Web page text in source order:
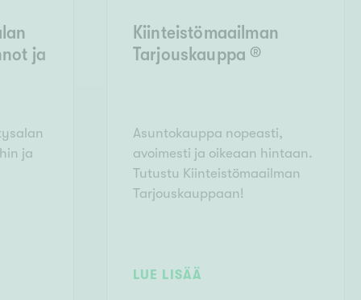
ja
ja
Kiinteistömaailman
Tarjouskauppa ®
Asuntokauppa nopeasti,
avoimesti ja oikeaan hintaan.
Tutustu Kiinteistömaailman
Tarjouskauppaan!
LUE LISÄÄ